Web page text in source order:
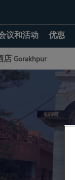
议和活动 优惠
店 Gorakhpur